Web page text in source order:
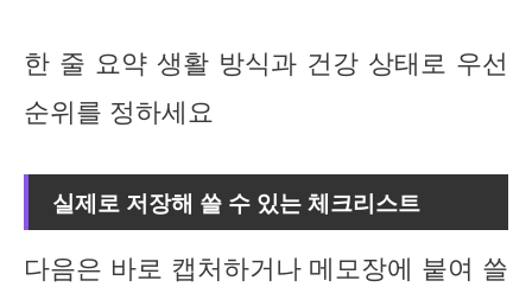
한 줄 요약 생활 방식과 건강 상태로 우선
순위를 정하세요
실제로 저장해 쓸 수 있는 체크리스트
다음은 바로 캡처하거나 메모장에 붙여 쓸